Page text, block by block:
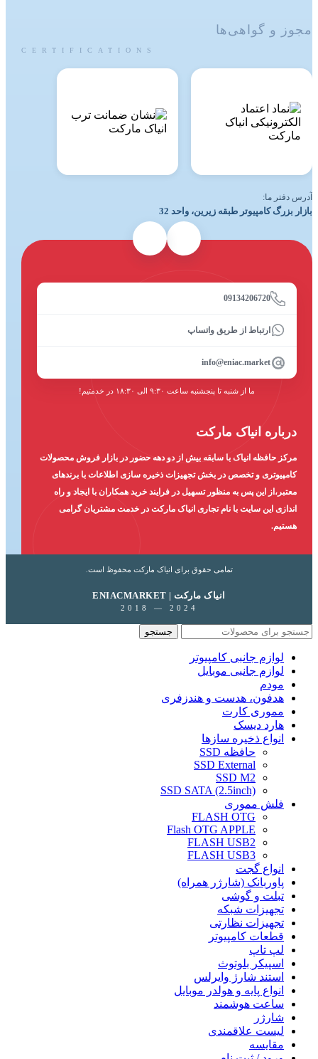
مجوز و گواهی‌ها
CERTIFICATIONS
آدرس دفتر ما:
بازار بزرگ کامپیوتر طبقه زیرین، واحد 32
09134206720
ارتباط از طریق واتساپ
info@eniac.market
ما از شنبه تا پنجشنبه ساعت ۹:۳۰ الی ۱۸:۳۰ در خدمتیم!
درباره انیاک مارکت
مرکز حافظه انیاک با سابقه بیش از دو دهه حضور در بازار فروش محصولات
کامپیوتری و تخصص در بخش تجهیزات ذخیره سازی اطلاعات با برندهای
معتبر،از این پس به منظور تسهیل در فرایند خرید همکاران با ایجاد و راه
اندازی این سایت با نام تجاری انیاک مارکت در خدمت مشتریان گرامی
هستیم.
تمامی حقوق برای انیاک مارکت محفوظ است.
ENIACMARKET | انیاک مارکت
2018 — 2024
جستجو
لوازم جانبی کامپیوتر
لوازم جانبی موبایل
مودم
هدفون، هدست و هندزفری
مموری کارت
هارد دیسک
انواع ذخیره سازها
حافظه SSD
SSD External
SSD M2
SSD SATA (2.5inch)
فلش مموری
FLASH OTG
Flash OTG APPLE
FLASH USB2
FLASH USB3
انواع گجت
پاوربانک (شارژر همراه)
تبلت و گوشی
تجهیزات شبکه
تجهیزات نظارتی
قطعات کامپیوتر
لپ تاپ
اسپیکر بلوتوث
استند شارژ وایرلس
انواع پایه و هولدر موبایل
ساعت هوشمند
شارژر
لیست علاقمندی
مقایسه